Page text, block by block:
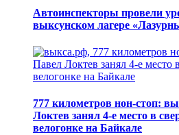
Автоинспекторы провели
выксунском лагере
777 километров нон-стоп:
Локтев занял 4-е место в
велогонке на Байкале